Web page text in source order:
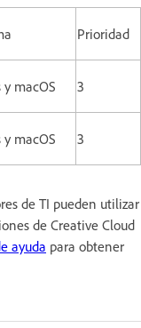
Prioridad
macOS 3
macOS 3
de TI pueden utilizar
de Creative Cloud
ayuda para obtener